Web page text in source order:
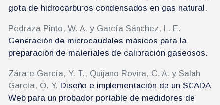
gota de hidrocarburos condensados en gas natural.
Pedraza Pinto, W. A. y García Sánchez, L. E.
Generación de microcaudales másicos para la
preparación de materiales de calibración gaseosos.
Zárate García, Y. T., Quijano Rovira, C. A. y Salah
García, O. Y. Diseño e implementación de un SCADA
Web para un probador portable de medidores de